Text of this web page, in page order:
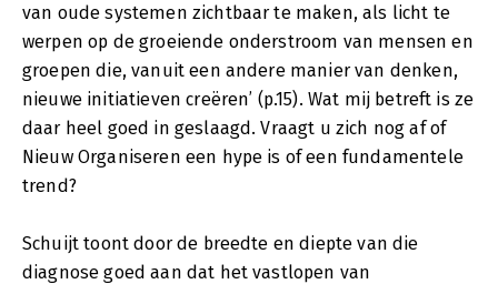
van oude systemen zichtbaar te maken, als licht te
werpen op de groeiende onderstroom van mensen en
groepen die, vanuit een andere manier van denken,
nieuwe initiatieven creëren’ (p.15). Wat mij betreft is ze
daar heel goed in geslaagd. Vraagt u zich nog af of
Nieuw Organiseren een hype is of een fundamentele
trend?
Schuijt toont door de breedte en diepte van die
diagnose goed aan dat het vastlopen van